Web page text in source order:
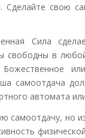
свою
Сила
свободны в
самоотдача
автомата
самоотдачу, но